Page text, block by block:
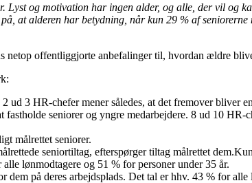
og motivation har ingen alder, og alle, der vil og
at alderen har betydning, når kun 29 % af
offentliggjorte anbefalinger til, hvordan ældre
3 HR-chefer mener således, at det fremover bliver
seniorer og yngre medarbejdere. 8 ud 10
målrettet seniorer.
seniortiltag, efterspørger tiltag målrettet
lønmodtagere og 51 % for personer under 35 år.
på deres arbejdsplads. Det tal er hhv. 43 % for